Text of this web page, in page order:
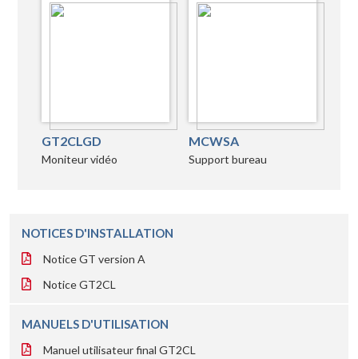
GT2CLGD
Moniteur vidéo
MCWSA
Support bureau
NOTICES D'INSTALLATION
Notice GT version A
Notice GT2CL
MANUELS D'UTILISATION
Manuel utilisateur final GT2CL